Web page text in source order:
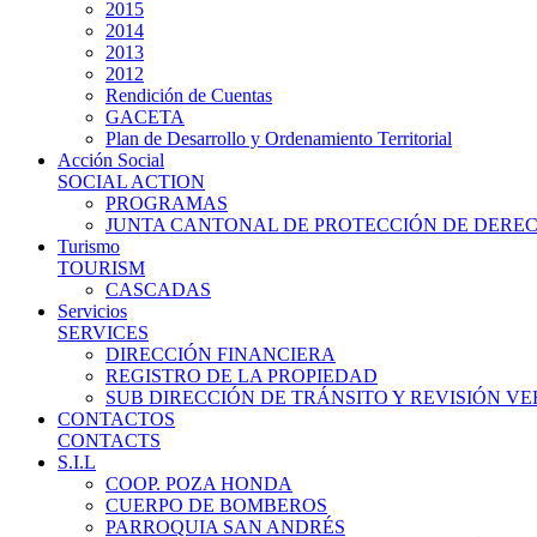
2015
2014
2013
2012
Rendición de Cuentas
GACETA
Plan de Desarrollo y Ordenamiento Territorial
Acción Social
SOCIAL ACTION
PROGRAMAS
JUNTA CANTONAL DE PROTECCIÓN DE
Turismo
TOURISM
CASCADAS
Servicios
SERVICES
DIRECCIÓN FINANCIERA
REGISTRO DE LA PROPIEDAD
SUB DIRECCIÓN DE TRÁNSITO Y REVISIÓN
CONTACTOS
CONTACTS
S.I.L
COOP. POZA HONDA
CUERPO DE BOMBEROS
PARROQUIA SAN ANDRÉS